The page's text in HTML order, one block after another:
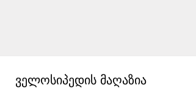
ველოსიპედის მაღაზია